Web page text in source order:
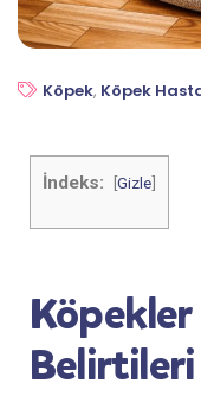
Köpek, Köpek
İndeks: [Gizle]
Köpekler
Belirtileri